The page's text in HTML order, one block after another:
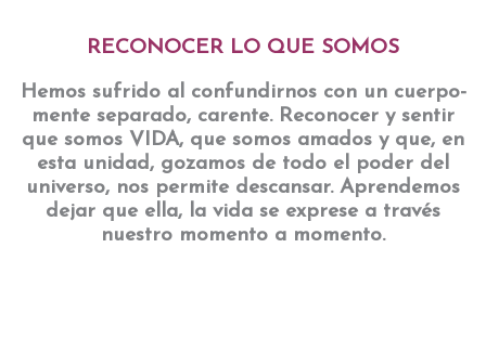
RECONOCER LO QUE SOMOS
Hemos sufrido al confundirnos con un cuerpo-
mente separado, carente. Reconocer y sentir
que somos VIDA, que somos amados y que, en
esta unidad, gozamos de todo el poder del
universo, nos permite descansar. Aprendemos
dejar que ella, la vida se exprese a través
nuestro momento a momento.